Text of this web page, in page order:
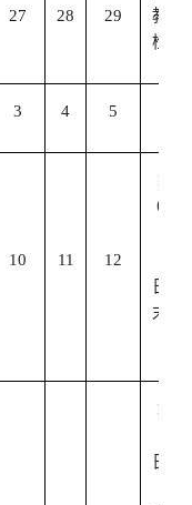
27 28 29
教学
检查
3 4 5
10 11 12
1
6
日期
末考
1
日—